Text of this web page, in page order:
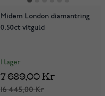
Midem London diamantring
0,50ct vitguld
I lager
16 445,00 Kr
7 689,00 Kr